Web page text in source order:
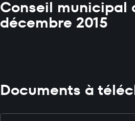
Conseil municipal
décembre 2015
Documents à